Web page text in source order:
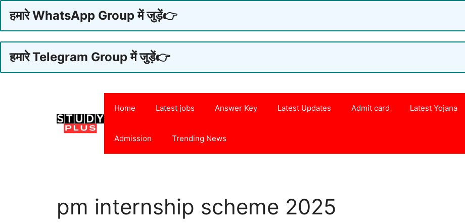
हमारे WhatsApp Group में जुड़ें👉
हमारे Telegram Group में जुड़ें👉
Home Latest jobs Answer Key Latest Updates Admit card Latest Yojana
Admission Trending News
pm internship scheme 2025